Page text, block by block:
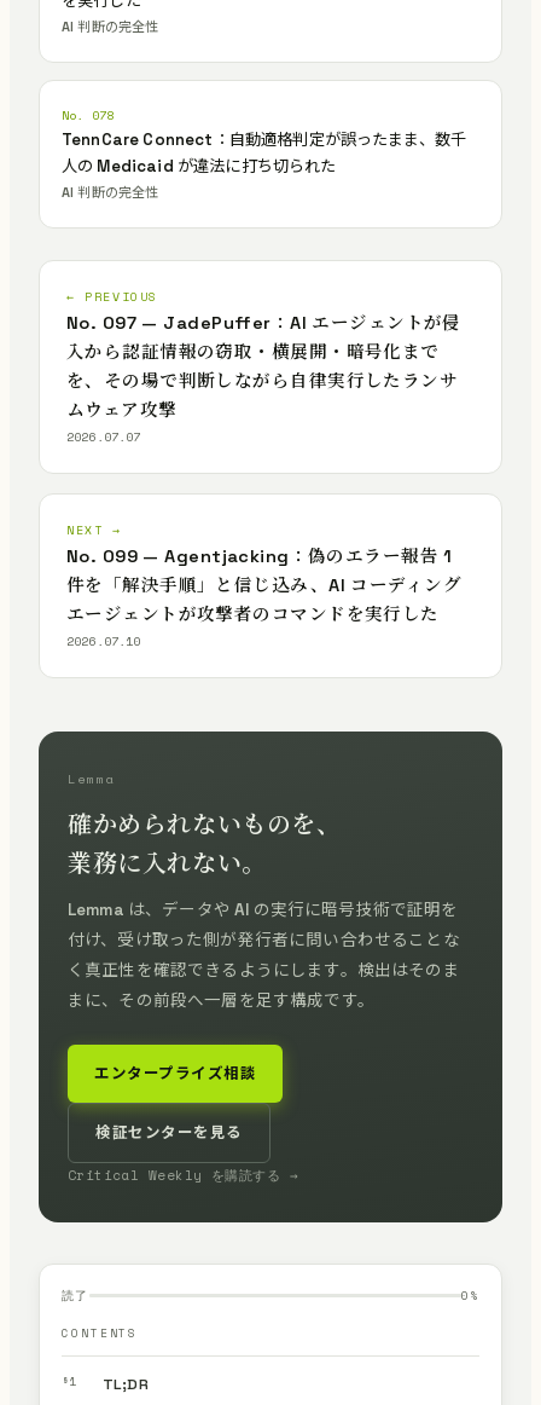
AI 判断の完全性
No. 078
TennCare Connect：自動適格判定が誤ったまま、数千
人の Medicaid が違法に打ち切られた
AI 判断の完全性
← PREVIOUS
No. 097 — JadePuffer：AI エージェントが侵
入から認証情報の窃取・横展開・暗号化まで
を、その場で判断しながら自律実行したランサ
ムウェア攻撃
2026.07.07
NEXT →
No. 099 — Agentjacking：偽のエラー報告 1
件を「解決手順」と信じ込み、AI コーディング
エージェントが攻撃者のコマンドを実行した
2026.07.10
Lemma
確かめられないものを、
業務に入れない。
Lemma は、データや AI の実行に暗号技術で証明を
付け、受け取った側が発行者に問い合わせることな
く真正性を確認できるようにします。検出はそのま
まに、その前段へ一層を足す構成です。
エンタープライズ相談
検証センターを見る
Critical Weekly を購読する →
読了 0 %
CONTENTS
§1 TL;DR